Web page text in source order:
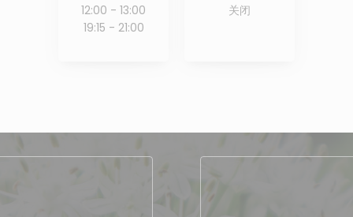
12:00 - 13:00
19:15 - 21:00
关闭